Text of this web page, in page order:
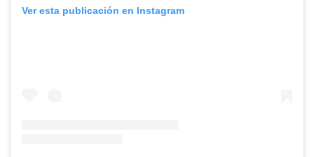
Ver esta publicación en Instagram